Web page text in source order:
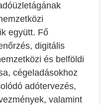
együtt. Fő
digitális
és belföldi
cégeladásokhoz
adótervezés,
valamint